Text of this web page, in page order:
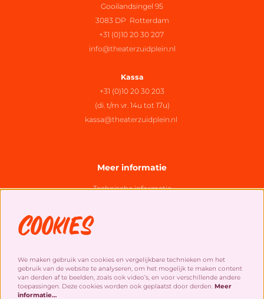
Gooilandsingel 95
3083 DP Rotterdam
+31 (0)10 20 30 207
info@theaterzuidplein.nl
Kassa
+31 (0)10 20 30 203
(di. t/m vr. 14u tot 17u)
kassa@theaterzuidplein.nl
Meer informatie
Technische informatie
Algemene bezoekersvoorwaarden
Cookies
Social Media
Cookies
We maken gebruik van cookies en vergelijkbare technieken om het
gebruik van de website te analyseren, om het mogelijk te maken content
van derden af te beelden, zoals ook video’s, en voor verschillende andere
toepassingen. Deze cookies worden ook geplaatst door derden. Meer
informatie…